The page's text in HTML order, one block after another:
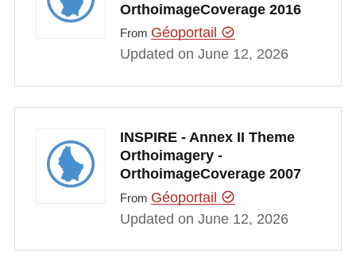
OrthoimageCoverage 2016
From Géoportail
Updated on June 12, 2026
INSPIRE - Annex II Theme
Orthoimagery -
OrthoimageCoverage 2007
From Géoportail
Updated on June 12, 2026